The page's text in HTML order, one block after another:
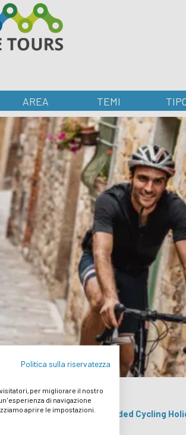
AREA TEMI
How to Train for a Self-Guided Cycling
Politica sulla riservatezza
per migliorare il nostro
di navigazione
aprire le impostazioni.